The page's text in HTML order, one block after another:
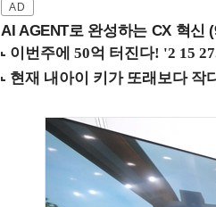
AI AGENT로 완성하는 CX 혁신